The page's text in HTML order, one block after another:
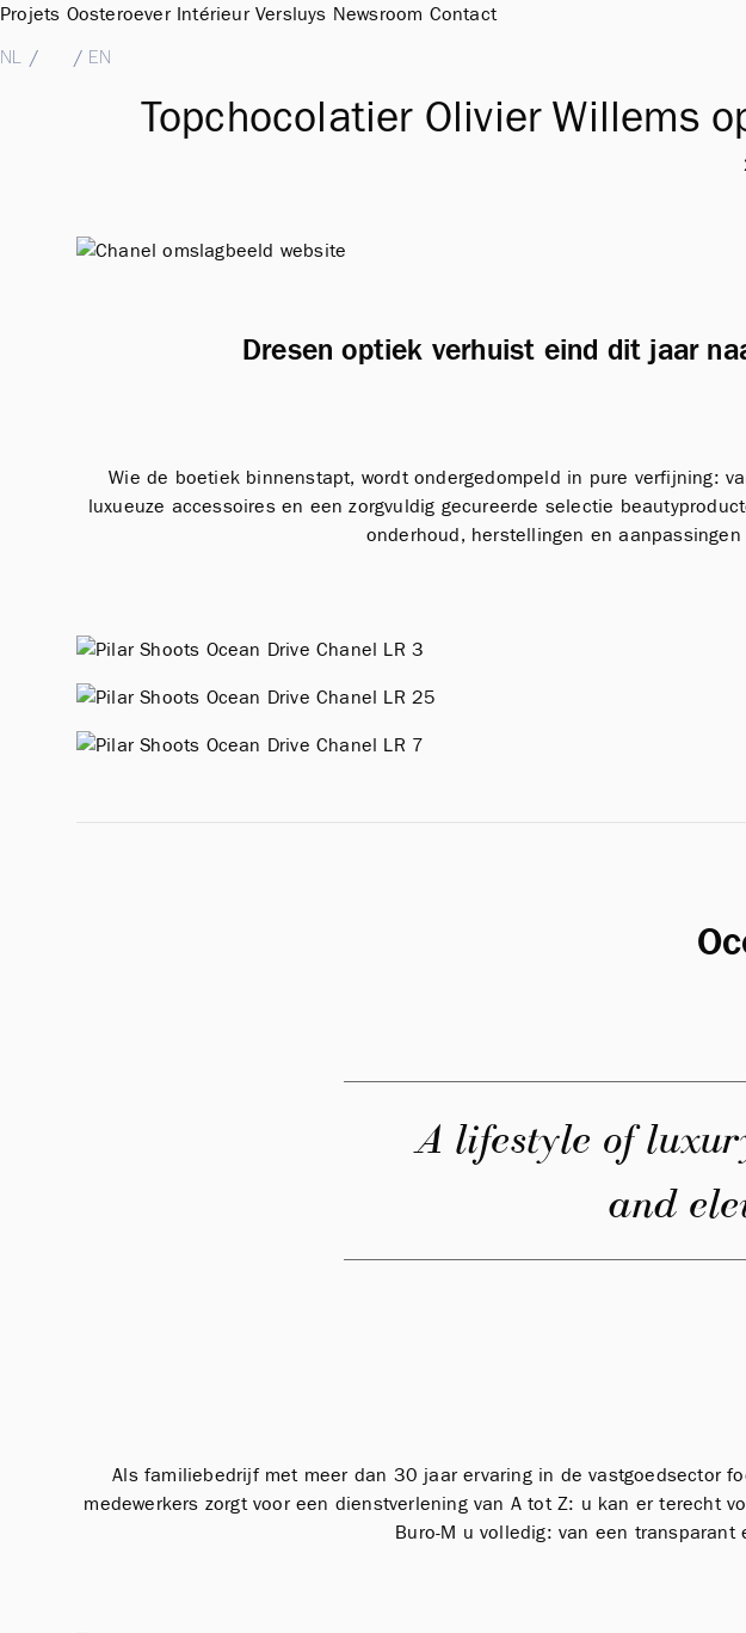
Projets Oosteroever Intérieur Versluys Newsroom Contact
NL / / EN
Topchocolatier Olivier Willems
Dresen optiek verhuist eind dit jaar
Wie de boetiek binnenstapt, wordt ondergedompeld in pure verfijning:
luxueuze accessoires en een zorgvuldig gecureerde selectie
onderhoud, herstellingen en
A lifestyle of
and
Als familiebedrijf met meer dan 30 jaar ervaring in de vastgoedsector
medewerkers zorgt voor een dienstverlening van A tot Z: u kan er terecht
Buro-M u volledig: van een